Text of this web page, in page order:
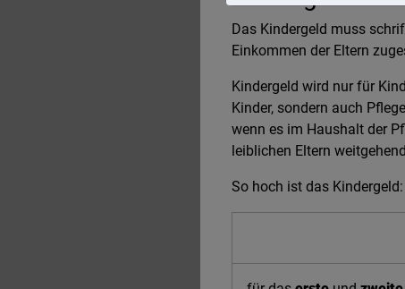
Das Kindergeld muss
Einkommen der Eltern
Kindergeld wird nur für
Kinder, sondern auch
wenn es im Haushalt der
leiblichen Eltern
So hoch ist das Kindergeld: